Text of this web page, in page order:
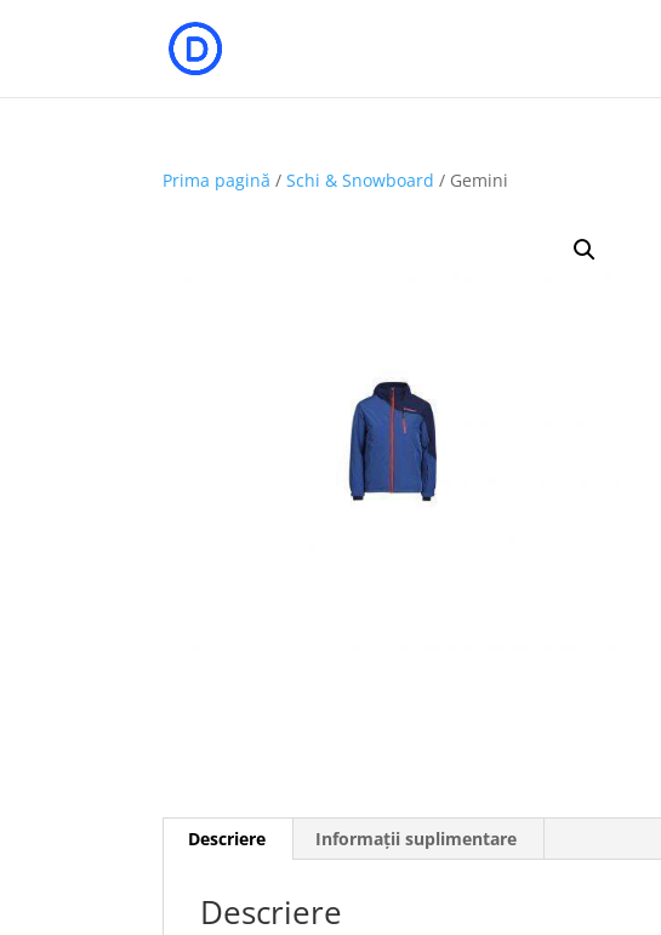
Prima pagină /Schi & Snowboard / Gemini
Descriere Informații suplimentare
Descriere